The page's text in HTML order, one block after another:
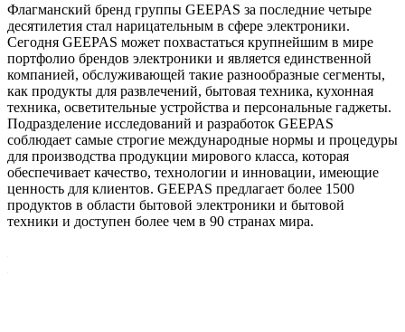
Флагманский бренд группы GEEPAS за последние четыре
десятилетия стал нарицательным в сфере электроники.
Сегодня GEEPAS может похвастаться крупнейшим в мире
портфолио брендов электроники и является единственной
компанией, обслуживающей такие разнообразные сегменты,
как продукты для развлечений, бытовая техника, кухонная
техника, осветительные устройства и персональные гаджеты.
Подразделение исследований и разработок GEEPAS
соблюдает самые строгие международные нормы и процедуры
для производства продукции мирового класса, которая
обеспечивает качество, технологии и инновации, имеющие
ценность для клиентов. GEEPAS предлагает более 1500
продуктов в области бытовой электроники и бытовой
техники и доступен более чем в 90 странах мира.